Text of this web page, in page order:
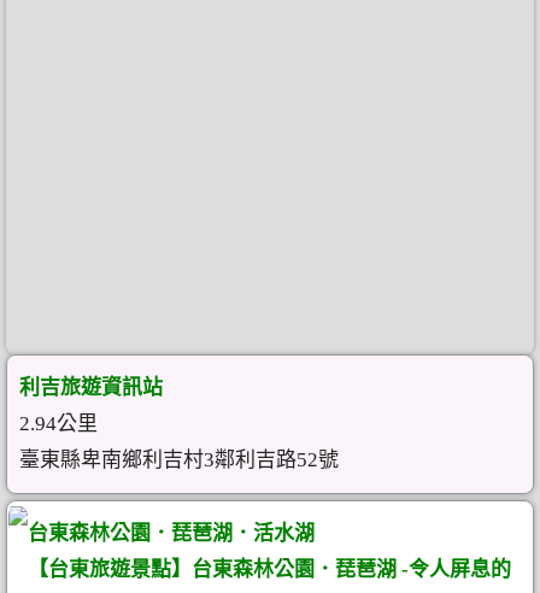
利吉旅遊資訊站
2.94公里
臺東縣卑南鄉利吉村3鄰利吉路52號
台東森林公園．琵琶湖．活水湖
【台東旅遊景點】台東森林公園．琵琶湖 -令人屏息的